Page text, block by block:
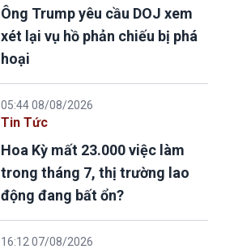
Ông Trump yêu cầu DOJ xem
xét lại vụ hồ phản chiếu bị phá
hoại
05:44 08/08/2026
Tin Tức
Hoa Kỳ mất 23.000 việc làm
trong tháng 7, thị trường lao
động đang bất ổn?
16:12 07/08/2026